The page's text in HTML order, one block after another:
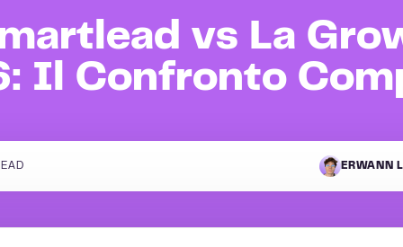
vs La
Il Confronto
ERWANN